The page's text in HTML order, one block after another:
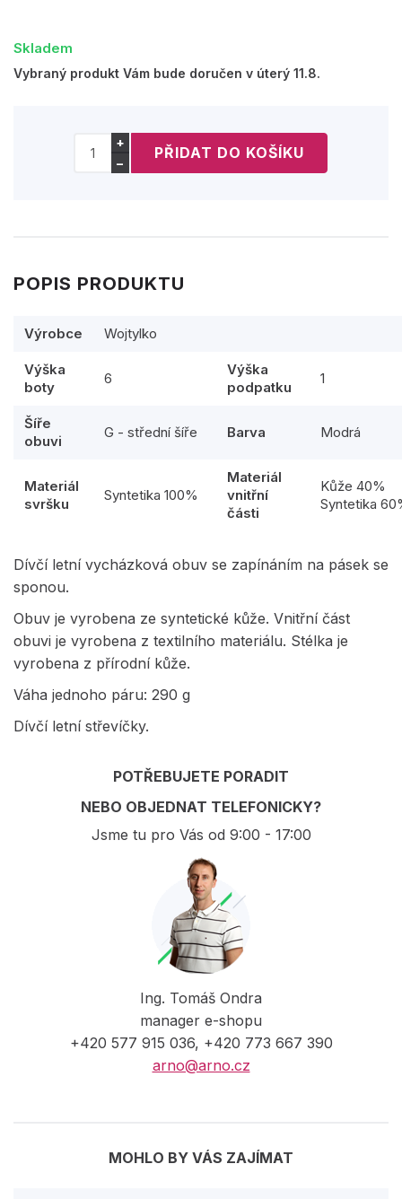
Skladem
Vybraný produkt Vám bude doručen v úterý 11.8.
+
−
POPIS PRODUKTU
Výrobce Wojtylko
Výška
boty
6
Výška
podpatku
1
Šíře
obuvi
G - střední šíře Barva Modrá
Materiál
svršku
Syntetika 100%
Materiál
vnitřní
části
Kůže 40%
Syntetika
Dívčí letní vycházková obuv se zapínáním na pásek se
sponou.
Obuv je vyrobena ze syntetické kůže. Vnitřní část
obuvi je vyrobena z textilního materiálu. Stélka je
vyrobena z přírodní kůže.
Váha jednoho páru: 290 g
Dívčí letní střevíčky.
POTŘEBUJETE PORADIT
NEBO OBJEDNAT TELEFONICKY?
Jsme tu pro Vás od 9:00 - 17:00
Ing. Tomáš Ondra
manager e-shopu
+420 577 915 036, +420 773 667 390
arno@arno.cz
MOHLO BY VÁS ZAJÍMAT